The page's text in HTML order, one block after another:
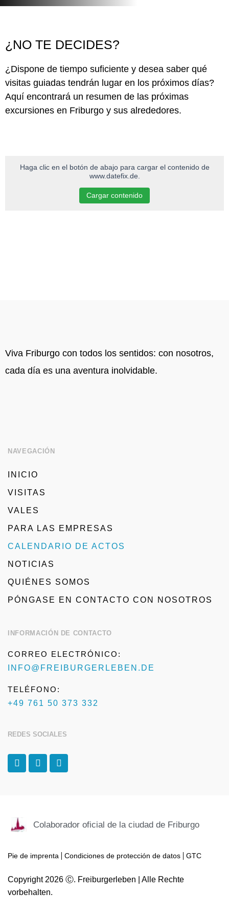
¿NO TE DECIDES?
¿Dispone de tiempo suficiente y desea saber qué
visitas guiadas tendrán lugar en los próximos días?
Aquí encontrará un resumen de las próximas
excursiones en Friburgo y sus alrededores.
Haga clic en el botón de abajo para cargar el contenido de
www.datefix.de.
Cargar contenido
Viva Friburgo con todos los sentidos: con nosotros,
cada día es una aventura inolvidable.
NAVEGACIÓN
INICIO
VISITAS
VALES
PARA LAS EMPRESAS
CALENDARIO DE ACTOS
NOTICIAS
QUIÉNES SOMOS
PÓNGASE EN CONTACTO CON NOSOTROS
INFORMACIÓN DE CONTACTO
CORREO ELECTRÓNICO:
INFO@FREIBURGERLEBEN.DE
TELÉFONO:
+49 761 50 373 332
REDES SOCIALES
F
a
c
k
-
I
n
s
m
T
r
i
s
Colaborador oficial de la ciudad de Friburgo
Copyright 2026 Ⓒ. Freiburgerleben | Alle Rechte
vorbehalten.
Pie de imprenta Condiciones de protección de datos GTC